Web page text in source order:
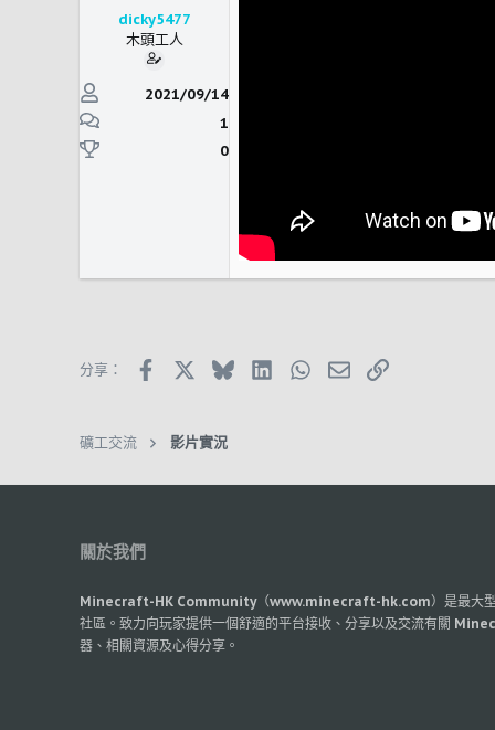
dicky5477
木頭工人
2021/09/14
1
0
分享： FacebookX (Twitter)
BlueskyLinkedInWhatsApp
郵件 鏈接
礦工交流 影片實況
關於我們
Minecraft-HK Community（www.minecraft-hk.com）是最大型
社區。致力向玩家提供一個舒適的平台接收、分享以及交流有關
器、相關資源及心得分享。